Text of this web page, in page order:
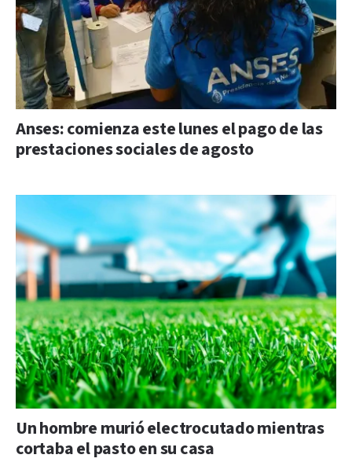
Anses: comienza este lunes el pago de las
prestaciones sociales de agosto
Un hombre murió electrocutado mientras
cortaba el pasto en su casa